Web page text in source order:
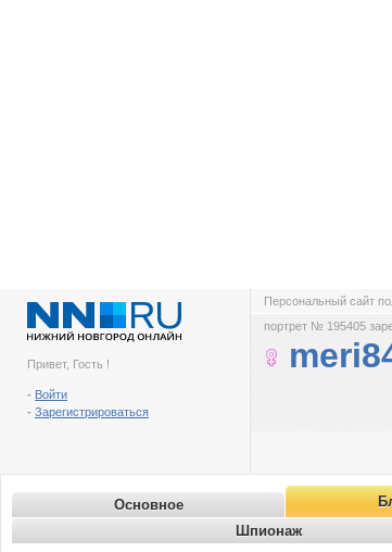
Привет, Гость !
- Войти
- Зарегистрироваться
Персональный сайт
портрет № 195405
Основное
Шпионаж